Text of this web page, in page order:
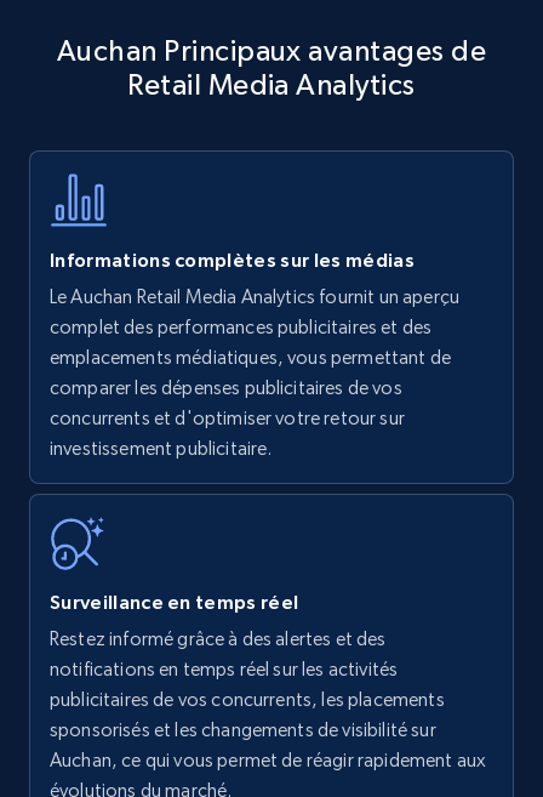
specific keywords
Title, Seller name, Brand, Description, Initial
Amazon products - find products by using
upc numbers
Title, Seller name, Brand, Description, Initial
price, Currency, Availability, Reviews count, and
more.
Amazon Reviews
URL, Product name, Product rating, Product
rating object, Product rating max, Rating,
Author name, Asin, and more.
7.4K+ 872+
Auchan Principaux avantages de
Retail Media Analytics
Informations complètes sur les médias
Le Auchan Retail Media Analytics fournit un aperçu
complet des performances publicitaires et des
emplacements médiatiques, vous permettant de
comparer les dépenses publicitaires de vos
concurrents et d'optimiser votre retour sur
investissement publicitaire.
Surveillance en temps réel
Restez informé grâce à des alertes et des
notifications en temps réel sur les activités
publicitaires de vos concurrents, les placements
sponsorisés et les changements de visibilité sur
Auchan, ce qui vous permet de réagir rapidement aux
évolutions du marché.